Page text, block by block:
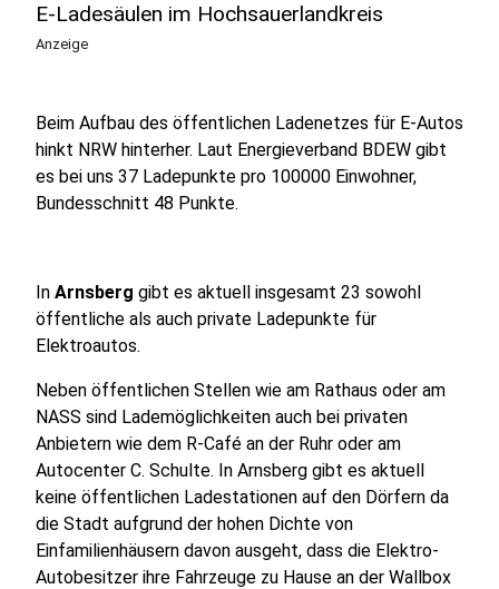
E-Ladesäulen im Hochsauerlandkreis
Anzeige
Beim Aufbau des öffentlichen Ladenetzes für E-Autos
hinkt NRW hinterher. Laut Energieverband BDEW gibt
es bei uns 37 Ladepunkte pro 100000 Einwohner,
Bundesschnitt 48 Punkte.
In Arnsberg gibt es aktuell insgesamt 23 sowohl
öffentliche als auch private Ladepunkte für
Elektroautos.
Neben öffentlichen Stellen wie am Rathaus oder am
NASS sind Lademöglichkeiten auch bei privaten
Anbietern wie dem R-Café an der Ruhr oder am
Autocenter C. Schulte. In Arnsberg gibt es aktuell
keine öffentlichen Ladestationen auf den Dörfern da
die Stadt aufgrund der hohen Dichte von
Einfamilienhäusern davon ausgeht, dass die Elektro-
Autobesitzer ihre Fahrzeuge zu Hause an der Wallbox